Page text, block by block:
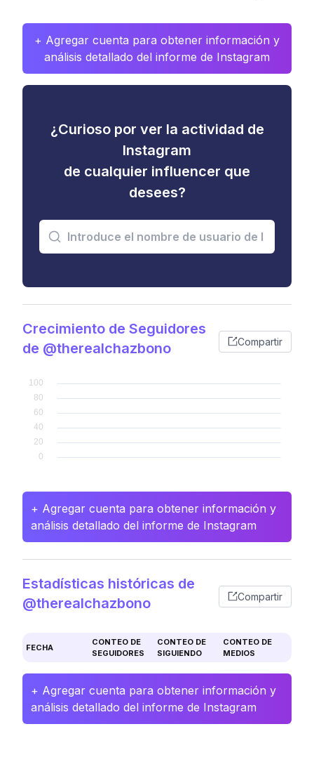
+ Agregar cuenta para obtener información y
análisis detallado del informe de Instagram
¿Curioso por ver la actividad de
Instagram
de cualquier influencer que
desees?
Crecimiento de Seguidores
de @therealchazbono
Compartir
+ Agregar cuenta para obtener información y
análisis detallado del informe de Instagram
Estadísticas históricas de
@therealchazbono
Compartir
FECHA
CONTEO DE
SEGUIDORES
CONTEO DE
SIGUIENDO
CONTEO DE
MEDIOS
+ Agregar cuenta para obtener información y
análisis detallado del informe de Instagram